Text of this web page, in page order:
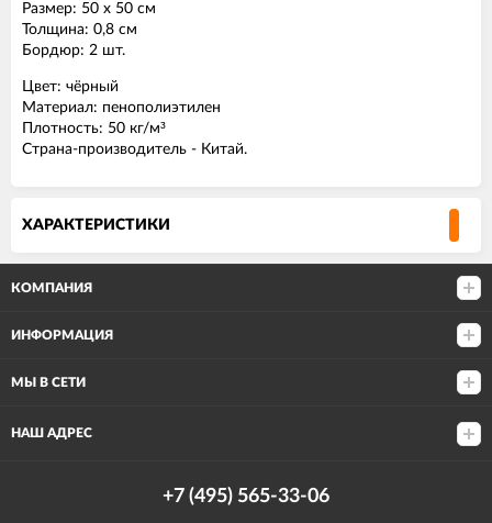
Размер: 50 х 50 см
Толщина: 0,8 см
Бордюр: 2 шт.
Цвет: чёрный
Материал: пенополиэтилен
Плотность: 50 кг/м³
Страна-производитель - Китай.
ХАРАКТЕРИСТИКИ
КОМПАНИЯ
ИНФОРМАЦИЯ
МЫ В СЕТИ
НАШ АДРЕС
+7 (495) 565-33-06